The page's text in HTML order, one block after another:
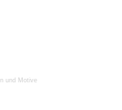
und Motive